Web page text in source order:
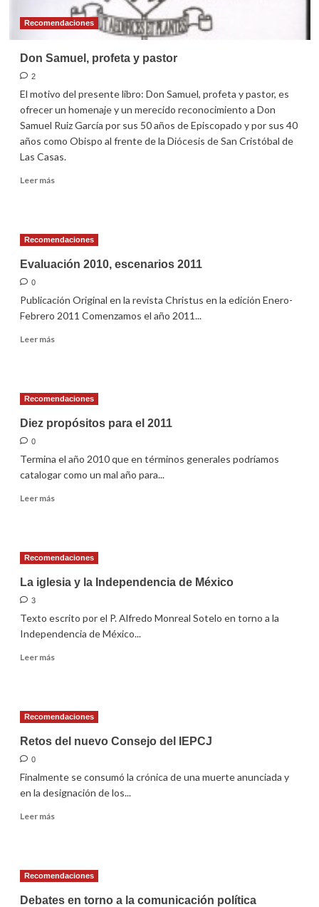
Recomendaciones
Don Samuel, profeta y pastor
2
El motivo del presente libro: Don Samuel, profeta y pastor, es
ofrecer un homenaje y un merecido reconocimiento a Don
Samuel Ruiz García por sus 50 años de Episcopado y por sus 40
años como Obispo al frente de la Diócesis de San Cristóbal de
Las Casas.
Leer másLeer
Samuel,
profeta
Recomendaciones
Evaluación 2010, escenarios 2011
0
Publicación Original en la revista Christus en la edición Enero-
Febrero 2011 Comenzamos el año 2011...
Leer másLeer
2010,
escenarios
Recomendaciones
Diez propósitos para el 2011
0
Termina el año 2010 que en términos generales podríamos
catalogar como un mal año para...
Leer másLeer
propósitos
para
Recomendaciones
La iglesia y la Independencia de México
3
Texto escrito por el P. Alfredo Monreal Sotelo en torno a la
Independencia de México...
Leer másLeer
iglesia
y
la
México
Recomendaciones
Retos del nuevo Consejo del IEPCJ
0
Finalmente se consumó la crónica de una muerte anunciada y
en la designación de los...
Leer másLeer
del
nuevo
Consejo
Recomendaciones
Debates en torno a la comunicación política